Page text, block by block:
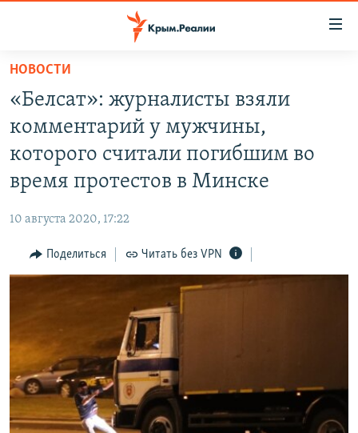
Вернуться
основному
содержанию
главной
Вернутся
поиску
КАРТА ВОЕННЫХ ОБЪЕКТОВ КРЫМА
ИНТЕРАКТИВ
ИНФОГРАФИКА
ТЕЛЕПРОЕКТ КРЫМ.РЕАЛИИ
СОВЕТЫ ПРАВОЗАЩИТНИКОВ
ПРОПАВШИЕ БЕЗ ВЕСТИ
ПОБЕДИТЕЛЕЙ НЕ СУДЯТ?
КРЫМ.НЕПОКОРЕННЫЙ
РАДІО СВОБОДА
КАК ОБОЙТИ БЛОКИРОВКУ
Qırımtatar
ПРИСОЕДИНЯЙТЕСЬ!
НОВОСТИ
«Белсат»: журналисты взяли
комментарий у мужчины,
которого считали погибшим во
время протестов в Минске
10 августа 2020, 17:22
Поделиться Читать без VPN